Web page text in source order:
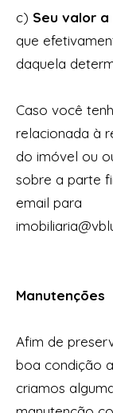
c) Seu valor
que
daquela
Caso você
relacionada à
do imóvel ou
sobre a parte
email para
Manutenções
Afim de
boa condição
criamos